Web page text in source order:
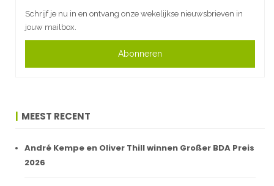
Schrijf je nu in en ontvang onze wekelijkse nieuwsbrieven in
jouw mailbox.
Abonneren
MEEST RECENT
André Kempe en Oliver Thill winnen Großer BDA Preis
2026